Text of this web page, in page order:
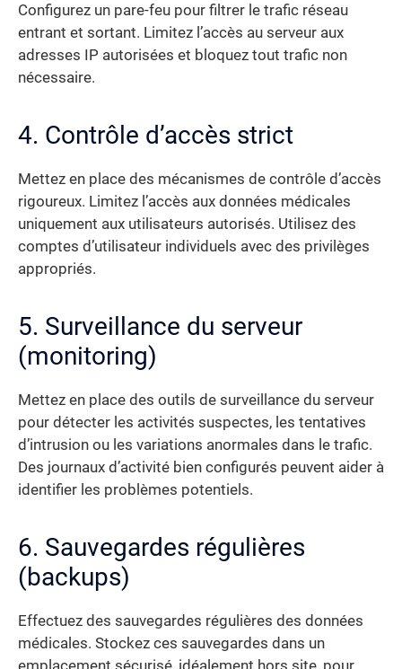
Configurez un pare-feu pour filtrer le trafic réseau
entrant et sortant. Limitez l’accès au serveur aux
adresses IP autorisées et bloquez tout trafic non
nécessaire.
4. Contrôle d’accès strict
Mettez en place des mécanismes de contrôle d’accès
rigoureux. Limitez l’accès aux données médicales
uniquement aux utilisateurs autorisés. Utilisez des
comptes d’utilisateur individuels avec des privilèges
appropriés.
5. Surveillance du serveur
(monitoring)
Mettez en place des outils de surveillance du serveur
pour détecter les activités suspectes, les tentatives
d’intrusion ou les variations anormales dans le trafic.
Des journaux d’activité bien configurés peuvent aider à
identifier les problèmes potentiels.
6. Sauvegardes régulières
(backups)
Effectuez des sauvegardes régulières des données
médicales. Stockez ces sauvegardes dans un
emplacement sécurisé, idéalement hors site, pour